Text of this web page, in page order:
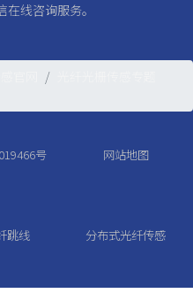
线咨询服务。
号 网站地图
跳线 分布式光纤传感